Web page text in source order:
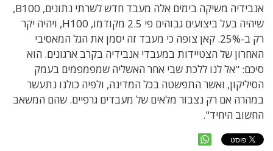
אנבידיה משיקה בימים אלה מעבד חדש לשרתי נתונים, B100,
שיהיה בעל ביצועים גבוהים פי 2.5 מקודמו, H100, ויהיה יקר
רק ב-25%. קאן צופה כי מעבד זה יסמן את הגל המאסיבי
האחרון של הצטיידות במעבדי אנבידיה בקרב ארגונים. הוא
סיכם: "אל לנו ללכת שבי אחר האשליה שמפמפמים בעמק
הסיליקון, ואשר התפשטה בכל המדינה, ולפיה כולנו נתעשר
במהרה אם רק נצבור מלאים של מעבדים גרפיים. שהם המשאב
החשוב היחיד".